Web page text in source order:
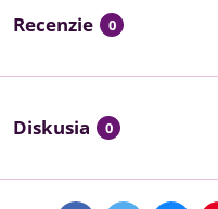
Recenzie 0
Diskusia 0